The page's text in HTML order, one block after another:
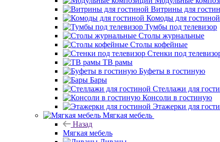
Витрины для
Комоды для гостиной
Тумбы под телевизор
Столы журнальные
Столы кофейные
Стенки под
ТВ рамы
Буфеты в гостиную
Бары
Стеллажи для
Консоли в гостиную
Этажерки для
Мягкая мебель
Назад
Мягкая мебель